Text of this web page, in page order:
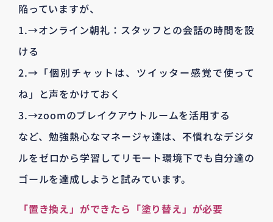
陥っていますが、
1.→オンライン朝礼：スタッフとの会話の時間を設
ける
2.→「個別チャットは、ツイッター感覚で使って
ね」と声をかけておく
3.→zoomのブレイクアウトルームを活用する
など、勉強熱心なマネージャ達は、不慣れなデジタ
ルをゼロから学習してリモート環境下でも自分達の
ゴールを達成しようと試みています。
「置き換え」ができたら「塗り替え」が必要